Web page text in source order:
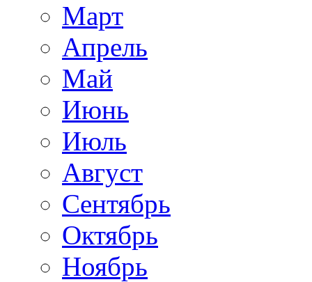
Март
Апрель
Май
Июнь
Июль
Август
Сентябрь
Октябрь
Ноябрь